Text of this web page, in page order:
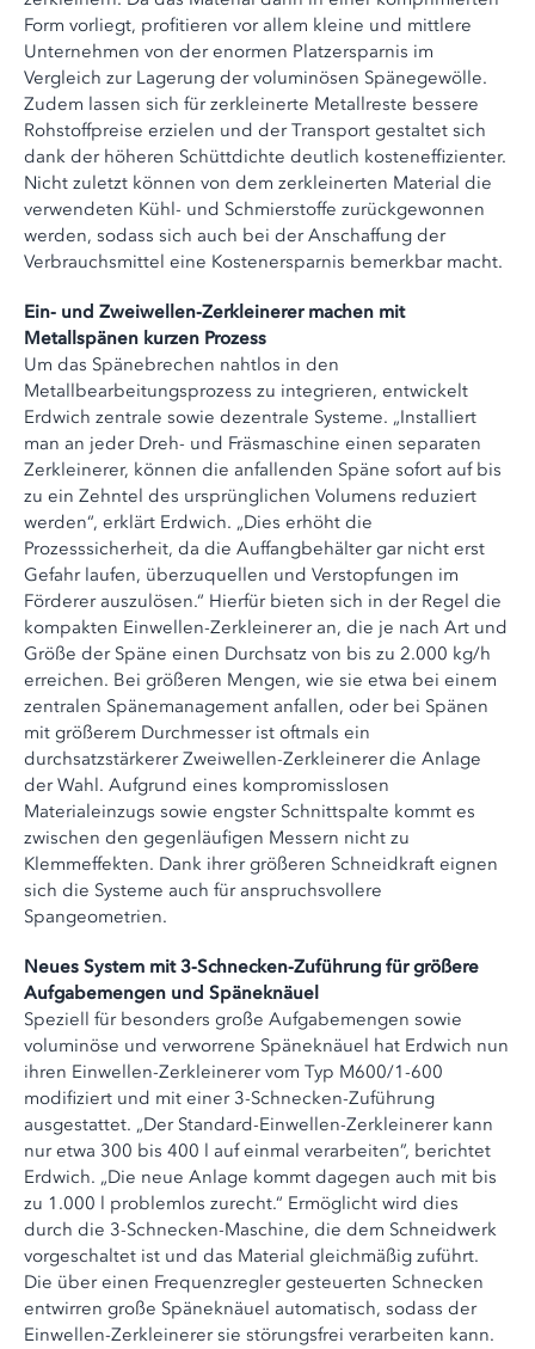
Form vorliegt, profitieren vor allem kleine und mittlere
Unternehmen von der enormen Platzersparnis im
Vergleich zur Lagerung der voluminösen Spänegewölle.
Zudem lassen sich für zerkleinerte Metallreste bessere
Rohstoffpreise erzielen und der Transport gestaltet sich
dank der höheren Schüttdichte deutlich kosteneffizienter.
Nicht zuletzt können von dem zerkleinerten Material die
verwendeten Kühl- und Schmierstoffe zurückgewonnen
werden, sodass sich auch bei der Anschaffung der
Verbrauchsmittel eine Kostenersparnis bemerkbar macht.
Ein- und Zweiwellen-Zerkleinerer machen mit
Metallspänen kurzen Prozess
Um das Spänebrechen nahtlos in den
Metallbearbeitungsprozess zu integrieren, entwickelt
Erdwich zentrale sowie dezentrale Systeme. „Installiert
man an jeder Dreh- und Fräsmaschine einen separaten
Zerkleinerer, können die anfallenden Späne sofort auf bis
zu ein Zehntel des ursprünglichen Volumens reduziert
werden“, erklärt Erdwich. „Dies erhöht die
Prozesssicherheit, da die Auffangbehälter gar nicht erst
Gefahr laufen, überzuquellen und Verstopfungen im
Förderer auszulösen.“ Hierfür bieten sich in der Regel die
kompakten Einwellen-Zerkleinerer an, die je nach Art und
Größe der Späne einen Durchsatz von bis zu 2.000 kg/h
erreichen. Bei größeren Mengen, wie sie etwa bei einem
zentralen Spänemanagement anfallen, oder bei Spänen
mit größerem Durchmesser ist oftmals ein
durchsatzstärkerer Zweiwellen-Zerkleinerer die Anlage
der Wahl. Aufgrund eines kompromisslosen
Materialeinzugs sowie engster Schnittspalte kommt es
zwischen den gegenläufigen Messern nicht zu
Klemmeffekten. Dank ihrer größeren Schneidkraft eignen
sich die Systeme auch für anspruchsvollere
Spangeometrien.
Neues System mit 3-Schnecken-Zuführung für größere
Aufgabemengen und Späneknäuel
Speziell für besonders große Aufgabemengen sowie
voluminöse und verworrene Späneknäuel hat Erdwich nun
ihren Einwellen-Zerkleinerer vom Typ M600/1-600
modifiziert und mit einer 3-Schnecken-Zuführung
ausgestattet. „Der Standard-Einwellen-Zerkleinerer kann
nur etwa 300 bis 400 l auf einmal verarbeiten”, berichtet
Erdwich. „Die neue Anlage kommt dagegen auch mit bis
zu 1.000 l problemlos zurecht.“ Ermöglicht wird dies
durch die 3-Schnecken-Maschine, die dem Schneidwerk
vorgeschaltet ist und das Material gleichmäßig zuführt.
Die über einen Frequenzregler gesteuerten Schnecken
entwirren große Späneknäuel automatisch, sodass der
Einwellen-Zerkleinerer sie störungsfrei verarbeiten kann.